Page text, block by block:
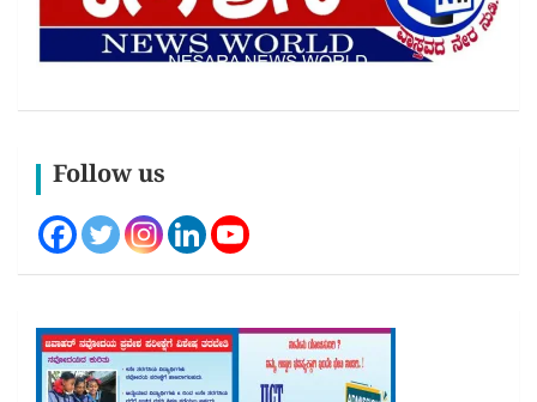
Follow us